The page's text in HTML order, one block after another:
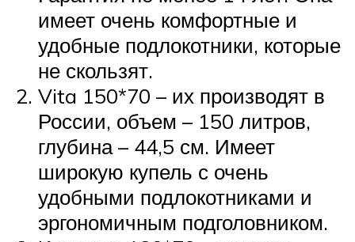
имеет очень комфортные и
удобные подлокотники, которые
не скользят.
Vita 150*70 – их производят в
России, объем – 150 литров,
глубина – 44,5 см. Имеет
широкую купель с очень
удобными подлокотниками и
эргономичным подголовником.